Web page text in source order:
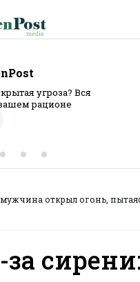
угроза? Вся
рационе
мужчина открыл огонь,